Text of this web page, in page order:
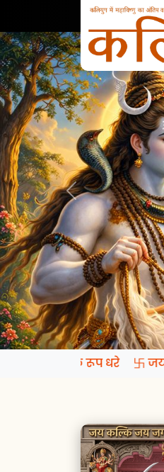
कल्कि रूप धरे 卐 जय